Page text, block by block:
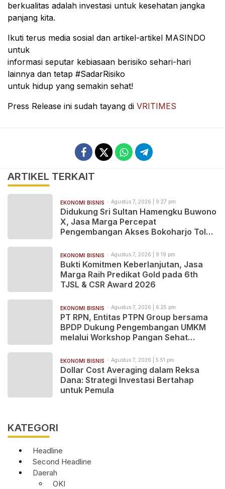
berkualitas adalah investasi untuk kesehatan jangka
panjang kita.
Ikuti terus media sosial dan artikel-artikel MASINDO
untuk
informasi seputar kebiasaan berisiko sehari-hari
lainnya dan tetap #SadarRisiko
untuk hidup yang semakin sehat!
Press Release ini sudah tayang di VRITIMES
ARTIKEL TERKAIT
EKONOMI BISNIS Agustus 7, 2026 | 9:27 pm
Didukung Sri Sultan Hamengku Buwono
X, Jasa Marga Percepat
Pengembangan Akses Bokoharjo Tol
DIY
EKONOMI BISNIS Agustus 7, 2026 | 9:19 pm
Bukti Komitmen Keberlanjutan, Jasa
Marga Raih Predikat Gold pada 6th
TJSL & CSR Award 2026
EKONOMI BISNIS Agustus 7, 2026 | 6:25 pm
PT RPN, Entitas PTPN Group bersama
BPDP Dukung Pengembangan UMKM
melalui Workshop Pangan Sehat
EKONOMI BISNIS Agustus 7, 2026 | 5:51 pm
Dollar Cost Averaging dalam Reksa
Dana: Strategi Investasi Bertahap
untuk Pemula
KATEGORI
Headline
Second Headline
Daerah
OKI